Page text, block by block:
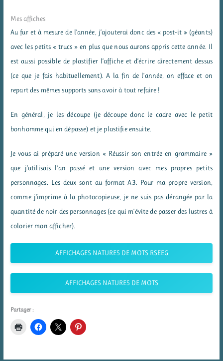
Mes affiches
Au fur et à mesure de l’année, j’ajouterai donc des « post-it » (géants)
avec les petits « trucs » en plus que nous aurons appris cette année. Il
est aussi possible de plastifier l’affiche et d’écrire directement dessus
(ce que je fais habituellement). A la fin de l’année, on efface et on
repart des mêmes supports sans avoir à tout refaire !
En général, je les découpe (je découpe donc le cadre avec le petit
bonhomme qui en dépasse) et je plastifie ensuite.
Je vous ai préparé une version « Réussir son entrée en grammaire »
que j’utilisais l’an passé et une version avec mes propres petits
personnages. Les deux sont au format A3. Pour ma propre version,
comme j’imprime à la photocopieuse, je ne suis pas dérangée par la
quantité de noir des personnages (ce qui m’évite de passer des lustres à
colorier mon afficher).
AFFICHAGES NATURES DE MOTS RSEEG
AFFICHAGES NATURES DE MOTS
Partager :